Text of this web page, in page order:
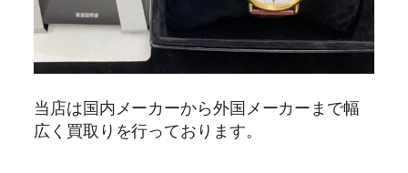
当店は国内メーカーから外国メーカーまで幅
広く買取りを行っております。